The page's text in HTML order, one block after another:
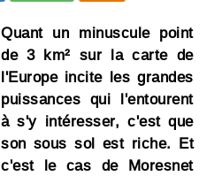
Quant un minuscule point
de 3 km² sur la carte de
l'Europe incite les grandes
puissances qui l'entourent
à s'y intéresser, c'est que
son sous sol est riche. Et
c'est le cas de Moresnet